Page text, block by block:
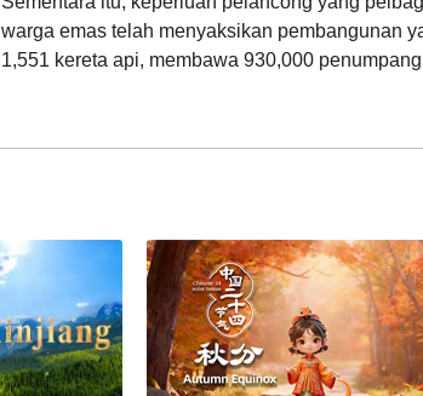
warga emas telah menyaksikan pembangunan
1,551 kereta api, membawa 930,000